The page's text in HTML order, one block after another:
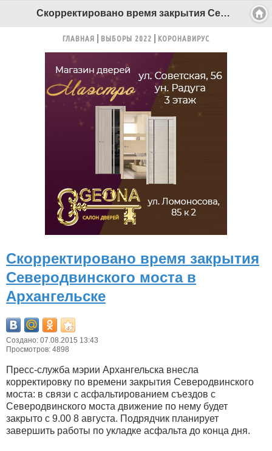
Скорректировано время закрытия Северодвинского моста в Архангельске - Беломорканал Северодвинск tv29.ru
ГЛАВНАЯ ВЫБОРЫ 2022 КОРОНАВИРУС
Скорректировано время закрытия
Северодвинского моста в
Архангельске
Создано: 07.08.2015 13:43
Просмотров: 4898
Пресс-служба мэрии Архангельска внесла
корректировку по времени закрытия Северодвинского
моста: в связи с асфальтированием съездов с
Северодвинского моста движение по нему будет
закрыто с 9.00 8 августа. Подрядчик планирует
завершить работы по укладке асфальта до конца дня.